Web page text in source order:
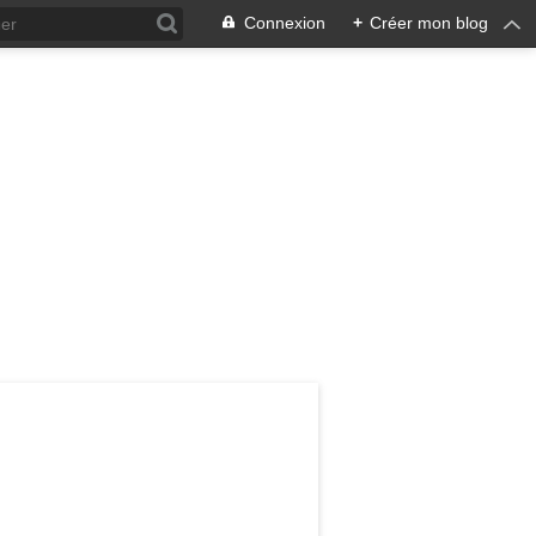
Connexion + Créer mon blog